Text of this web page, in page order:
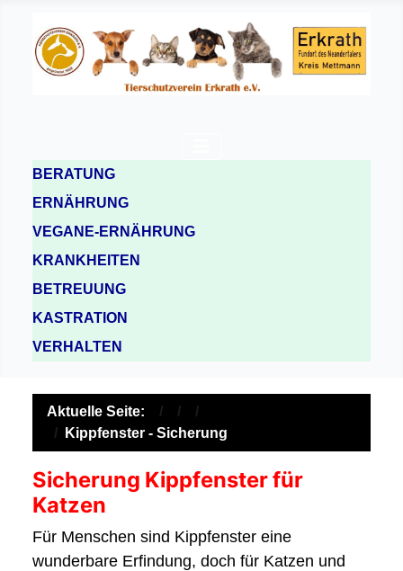
BERATUNG
ERNÄHRUNG
VEGANE-ERNÄHRUNG
KRANKHEITEN
BETREUUNG
KASTRATION
VERHALTEN
Aktuelle Seite:
Kippfenster - Sicherung
Sicherung Kippfenster für
Katzen
Für Menschen sind Kippfenster eine
wunderbare Erfindung, doch für Katzen und